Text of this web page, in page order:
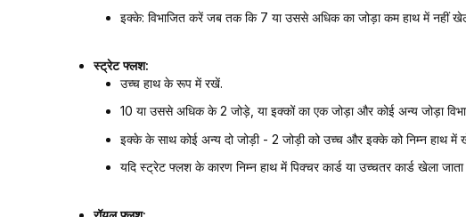
इक्के: विभाजित करें जब तक कि 7 या उससे अधिक का जोड़ा कम हाथ में नहीं
स्ट्रेट फ्लश:
उच्च हाथ के रूप में रखें.
10 या उससे अधिक के 2 जोड़े, या इक्कों का एक जोड़ा और कोई अन्य जोड़ा
इक्के के साथ कोई अन्य दो जोड़ी - 2 जोड़ी को उच्च और इक्के को निम्न हाथ में
यदि स्ट्रेट फ्लश के कारण निम्न हाथ में पिक्चर कार्ड या उच्चतर कार्ड खेला